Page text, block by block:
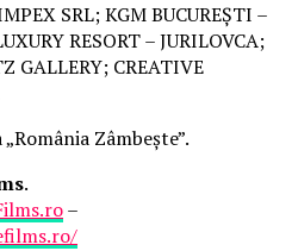
SRL; KGM BUCUREȘTI –
RESORT – JURILOVCA;
GALLERY; CREATIVE
Zâmbește”.
.
–